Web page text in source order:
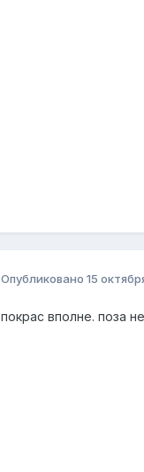
Опубликовано 15
покрас вполне. поза